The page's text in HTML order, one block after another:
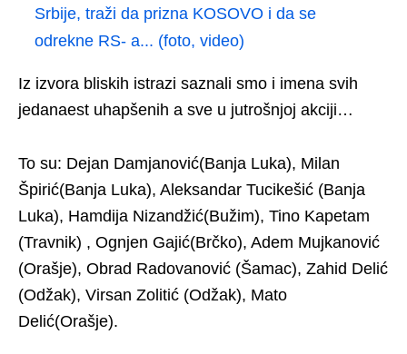
Srbije, traži da prizna KOSOVO i da se
odrekne RS- a... (foto, video)
Iz izvora bliskih istrazi saznali smo i imena svih
jedanaest uhapšenih a sve u jutrošnjoj akciji…
To su: Dejan Damjanović(Banja Luka), Milan
Špirić(Banja Luka), Aleksandar Tucikešić (Banja
Luka), Hamdija Nizandžić(Bužim), Tino Kapetam
(Travnik) , Ognjen Gajić(Brčko), Adem Mujkanović
(Orašje), Obrad Radovanović (Šamac), Zahid Delić
(Odžak), Virsan Zolitić (Odžak), Mato
Delić(Orašje).